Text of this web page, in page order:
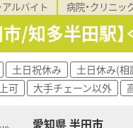
アルバイト 病院・クリニッ
市/知多半田
土日祝休み 土日休み(相
可
大手チェーン以外
愛知県 半田市